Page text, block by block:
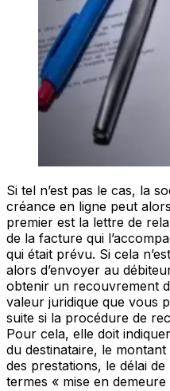
Si tel n’est pas le cas, la
créance en ligne peut
premier est la lettre de
de la facture qui
qui était prévu. Si cela
alors d’envoyer au
obtenir un recouvrement
valeur juridique que vous
suite si la procédure de
Pour cela, elle doit
du destinataire, le
des prestations, le délai
termes « mise en demeure